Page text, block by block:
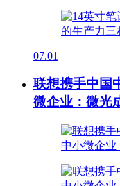
07.01
联想携手中国
微企业：微光